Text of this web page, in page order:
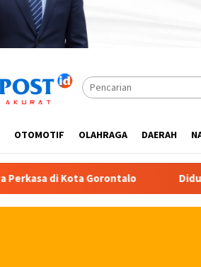
OTOMOTIF OLAHRAGA DAERAH
Diduga Dinas Pendidikan Provinsi